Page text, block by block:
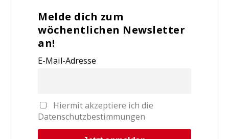
Melde dich zum
wöchentlichen Newsletter
an!
E-Mail-Adresse
Hiermit akzeptiere ich die
Datenschutzbestimmungen